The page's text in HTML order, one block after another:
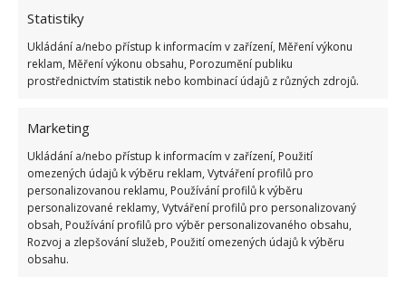
Statistiky
Ukládání a/nebo přístup k informacím v zařízení, Měření výkonu
reklam, Měření výkonu obsahu, Porozumění publiku
prostřednictvím statistik nebo kombinací údajů z různých zdrojů.
Marketing
Ukládání a/nebo přístup k informacím v zařízení, Použití
omezených údajů k výběru reklam, Vytváření profilů pro
personalizovanou reklamu, Používání profilů k výběru
personalizované reklamy, Vytváření profilů pro personalizovaný
obsah, Používání profilů pro výběr personalizovaného obsahu,
Rozvoj a zlepšování služeb, Použití omezených údajů k výběru
obsahu.
BÍLÝ OCET KOUPELNA ÚKLID
VODNÍ KÁMEN